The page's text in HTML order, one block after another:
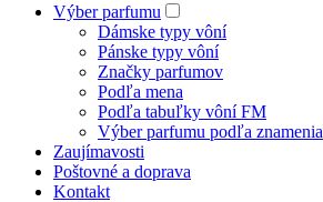
Výber parfumu
Dámske typy vôní
Pánske typy vôní
Značky parfumov
Podľa mena
Podľa tabuľky vôní FM
Výber parfumu podľa znamenia
Zaujímavosti
Poštovné a doprava
Kontakt